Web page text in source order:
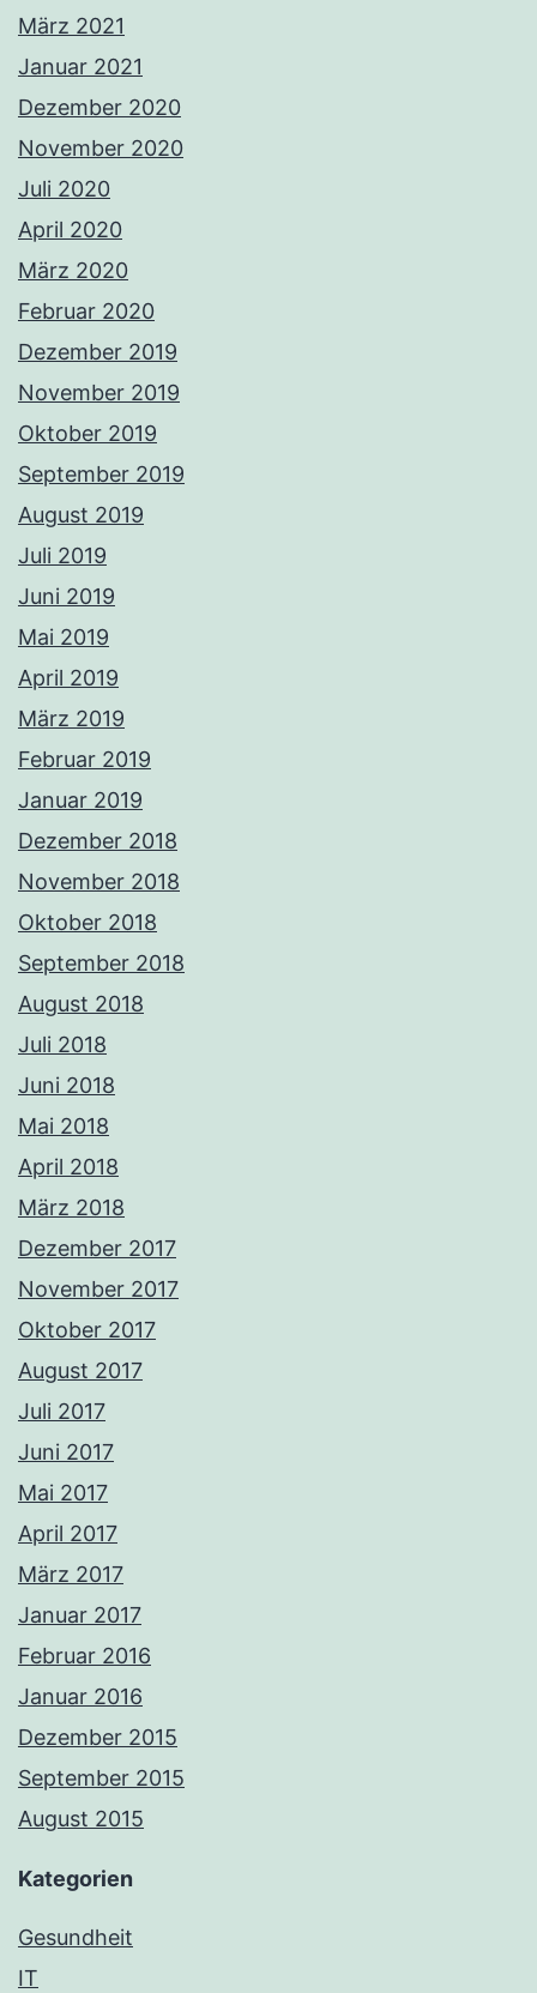
März 2021
Januar 2021
Dezember 2020
November 2020
Juli 2020
April 2020
März 2020
Februar 2020
Dezember 2019
November 2019
Oktober 2019
September 2019
August 2019
Juli 2019
Juni 2019
Mai 2019
April 2019
März 2019
Februar 2019
Januar 2019
Dezember 2018
November 2018
Oktober 2018
September 2018
August 2018
Juli 2018
Juni 2018
Mai 2018
April 2018
März 2018
Dezember 2017
November 2017
Oktober 2017
August 2017
Juli 2017
Juni 2017
Mai 2017
April 2017
März 2017
Januar 2017
Februar 2016
Januar 2016
Dezember 2015
September 2015
August 2015
Kategorien
Gesundheit
IT